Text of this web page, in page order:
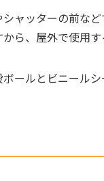
ャッターの前な
ら、屋外で使用
ールとビニール